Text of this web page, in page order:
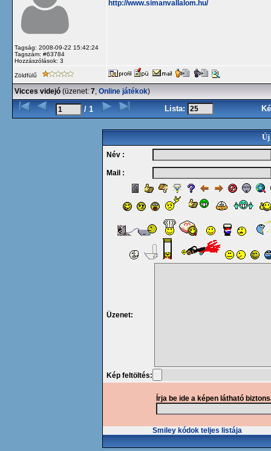
Tagság: 2008-09-22 15:42:24
Tagszám: #63784
Hozzászólások: 3
http://www.simanvallalom.hu/
Zöldfülű
Vicces videjó (üzenet: 7, Online játékok)
/ 1 Lista:
Új
Név :
Mail :
Üzenet:
Kép feltöltés:
Írja be ide a képen látható
Smiley kódok teljes listája